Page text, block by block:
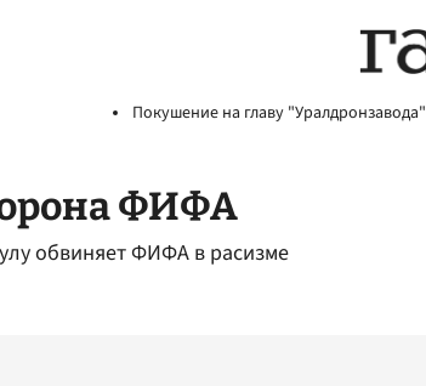
Покушение на главу "Уралдронзавода"
ФИФА
обвиняет ФИФА в расизме